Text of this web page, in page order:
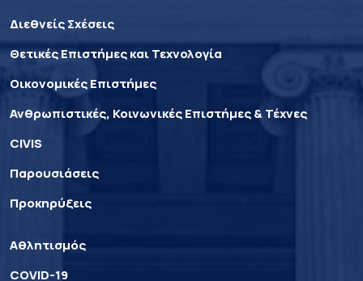
Διεθνείς Σχέσεις
Θετικές Επιστήμες και Τεχνολογία
Οικονομικές Επιστήμες
Ανθρωπιστικές, Κοινωνικές Επιστήμες & Τέχνες
CIVIS
Παρουσιάσεις
Προκηρύξεις
Αθλητισμός
COVID-19